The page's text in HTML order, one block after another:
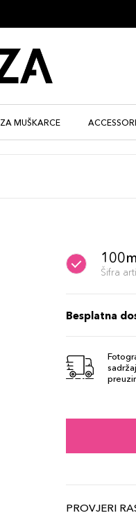
MUŠKARCE
100ml
Šifra
Besplatna
PROVJERI